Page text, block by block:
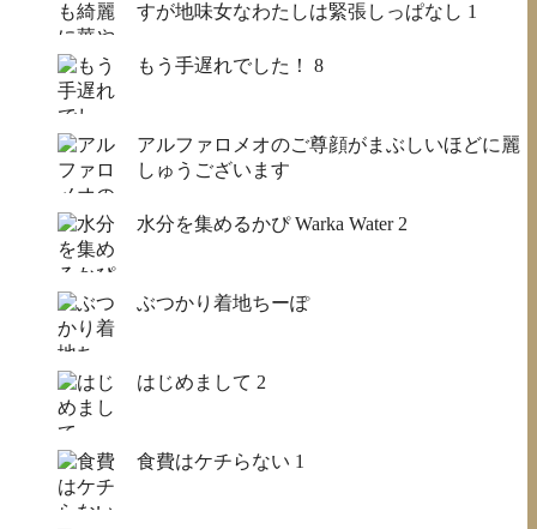
すが地味女なわたしは緊張しっぱなし 1
もう手遅れでした！ 8
アルファロメオのご尊顔がまぶしいほどに麗
しゅうございます
水分を集めるかぴ Warka Water 2
ぶつかり着地ちーぽ
はじめまして 2
食費はケチらない 1